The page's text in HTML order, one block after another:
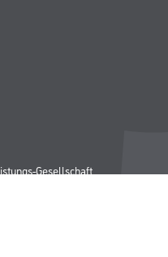
Gesellschaft